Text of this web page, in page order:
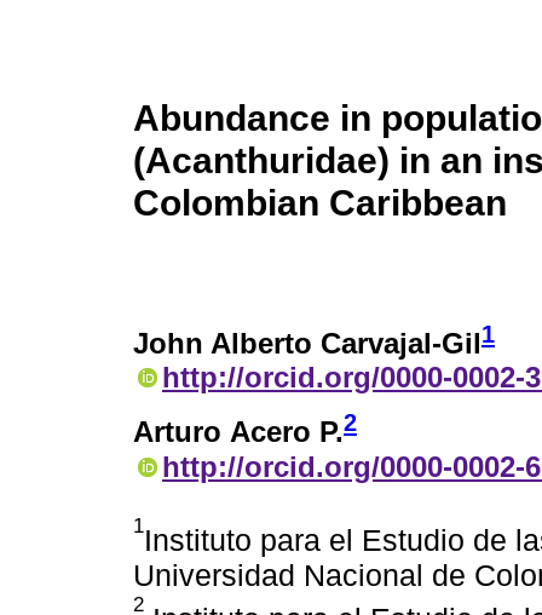
Abundance in
(Acanthuridae) in an
Colombian Caribbean
John Alberto Carvajal-Gil1
http://orcid.org/0000-0002-
Arturo Acero P.2
http://orcid.org/0000-0002-
1Instituto para el Estudio de
Universidad Nacional de
2